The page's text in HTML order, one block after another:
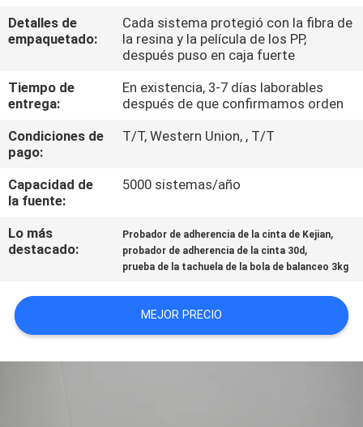
ÉNTRENOS
EN
CONTACTO
CON
PIDA
UNA
DEL
SITIO
Detalles de
empaquetado:
Cada sistema protegió con la fibra de
la resina y la película de los PP,
después puso en caja fuerte
Tiempo de
entrega:
En existencia, 3-7 días laborables
después de que confirmamos orden
Condiciones de
pago:
T/T, Western Union, , T/T
Capacidad de
la fuente:
5000 sistemas/año
Lo más
destacado:
Probador de adherencia de la cinta de Kejian,
probador de adherencia de la cinta 30d ,
prueba de la tachuela de la bola de balanceo 3kg
MEJOR PRECIO